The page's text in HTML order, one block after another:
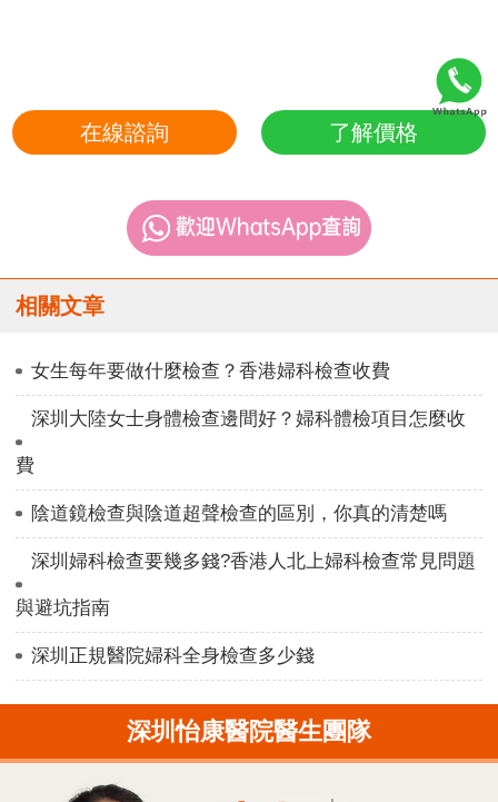
在線諮詢 了解價格
相關文章
女生每年要做什麼檢查？香港婦科檢查收費
深圳大陸女士身體檢查邊間好？婦科體檢項目怎麼收
費
陰道鏡檢查與陰道超聲檢查的區別，你真的清楚嗎
深圳婦科檢查要幾多錢?香港人北上婦科檢查常見問題
與避坑指南
深圳正規醫院婦科全身檢查多少錢
深圳怡康醫院醫生團隊